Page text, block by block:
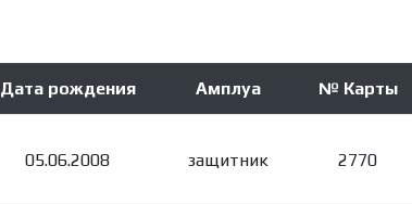
Дата рождения Амплуа № Карты
05.06.2008 защитник 2770